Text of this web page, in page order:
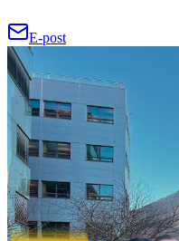
E-post